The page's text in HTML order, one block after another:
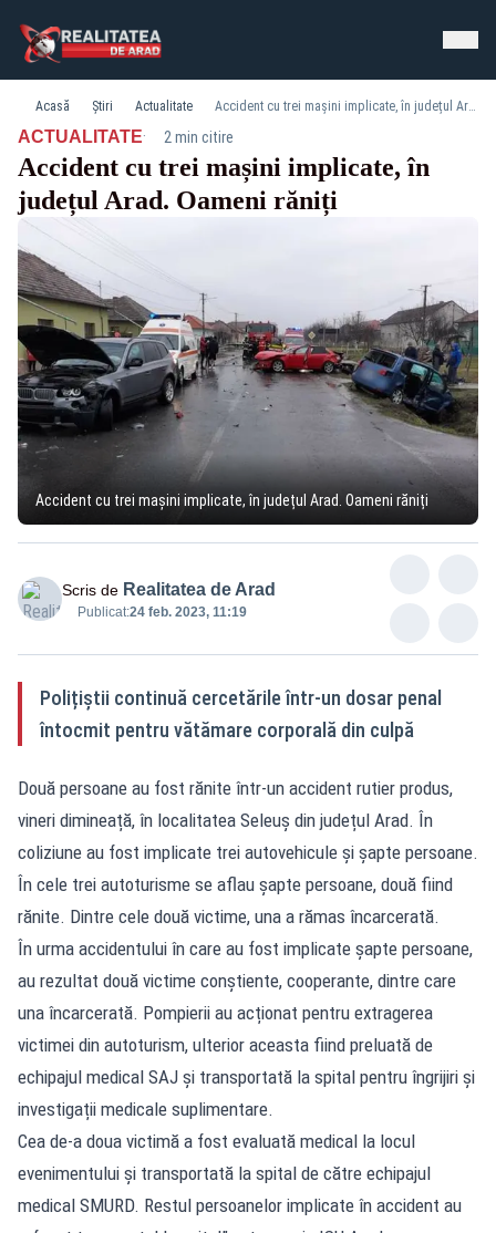
Acasă Știri Actualitate Accident cu trei mașini implicate, în județul Arad. Oameni răniți
ACTUALITATE· 2 min citire
Accident cu trei mașini implicate, în
județul Arad. Oameni răniți
Accident cu trei mașini implicate, în județul Arad. Oameni răniți
Scris de Realitatea de Arad
Publicat:24 feb. 2023, 11:19
Polițiștii continuă cercetările într-un dosar penal
întocmit pentru vătămare corporală din culpă
Două persoane au fost rănite într-un accident rutier produs,
vineri dimineață, în localitatea Seleuș din județul Arad. În
coliziune au fost implicate trei autovehicule și șapte persoane.
În cele trei autoturisme se aflau șapte persoane, două fiind
rănite. Dintre cele două victime, una a rămas încarcerată.
În urma accidentului în care au fost implicate șapte persoane,
au rezultat două victime conștiente, cooperante, dintre care
una încarcerată. Pompierii au acționat pentru extragerea
victimei din autoturism, ulterior aceasta fiind preluată de
echipajul medical SAJ și transportată la spital pentru îngrijiri și
investigații medicale suplimentare.
Cea de-a doua victimă a fost evaluată medical la locul
evenimentului și transportată la spital de către echipajul
medical SMURD. Restul persoanelor implicate în accident au